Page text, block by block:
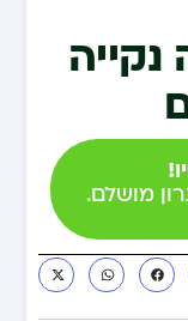
מושלם.